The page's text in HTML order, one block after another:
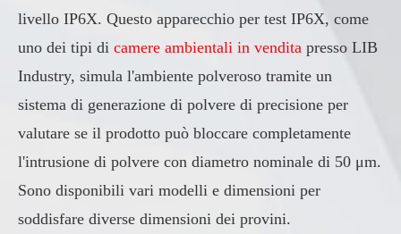
livello IP6X. Questo apparecchio per test IP6X, come
uno dei tipi di camere ambientali in vendita presso LIB
Industry, simula l'ambiente polveroso tramite un
sistema di generazione di polvere di precisione per
valutare se il prodotto può bloccare completamente
l'intrusione di polvere con diametro nominale di 50 μm.
Sono disponibili vari modelli e dimensioni per
soddisfare diverse dimensioni dei provini.